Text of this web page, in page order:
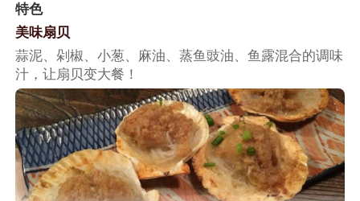
特色
美味扇贝
蒜泥、剁椒、小葱、麻油、蒸鱼豉油、鱼露混合的调味
汁，让扇贝变大餐！